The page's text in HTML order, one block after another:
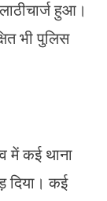
हुआ।
भी पुलिस
में कई थाना
दिया। कई